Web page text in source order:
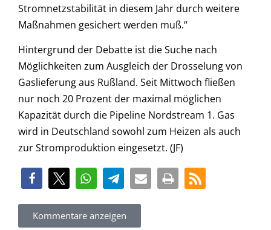
Stromnetzstabilität in diesem Jahr durch weitere
Maßnahmen gesichert werden muß.“
Hintergrund der Debatte ist die Suche nach
Möglichkeiten zum Ausgleich der Drosselung von
Gaslieferung aus Rußland. Seit Mittwoch fließen
nur noch 20 Prozent der maximal möglichen
Kapazität durch die Pipeline Nordstream 1. Gas
wird in Deutschland sowohl zum Heizen als auch
zur Stromproduktion eingesetzt. (JF)
Kommentare anzeigen